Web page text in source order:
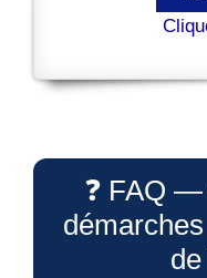
❓ FAQ